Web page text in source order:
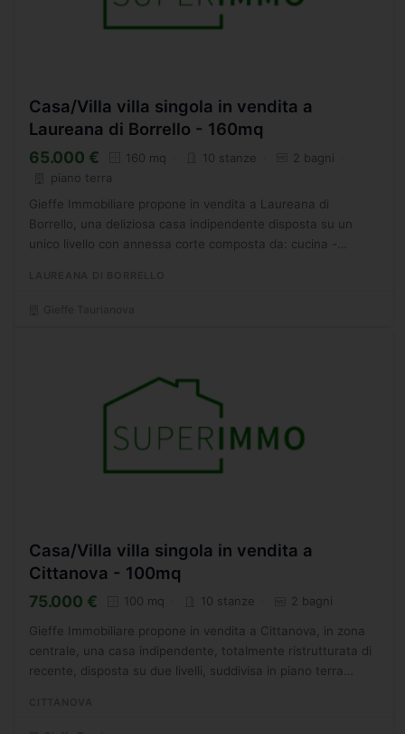
Casa/Villa villa singola in vendita a
Laureana di Borrello - 160mq
65.000 € 160 mq 10 stanze
2 bagni
piano terra
Gieffe Immobiliare propone in vendita a Laureana di
Borrello, una deliziosa casa indipendente disposta su un
unico livello con annessa corte composta da: cucina -
Casa/Villa villa singola in vendita a
Cittanova - 100mq
75.000 € 100 mq 10 stanze 2 bagni
Gieffe Immobiliare propone in vendita a Cittanova, in zona
centrale, una casa indipendente, totalmente ristrutturata di
recente, disposta su due livelli, suddivisa in piano terra